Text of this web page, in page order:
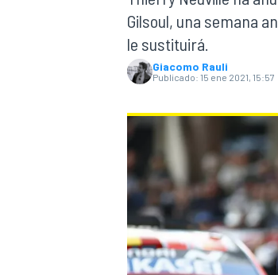
MOTOGP
Gilsoul, una semana
le sustituirá.
Giacomo Rauli
Publicado: 15 ene 2021, 15:57